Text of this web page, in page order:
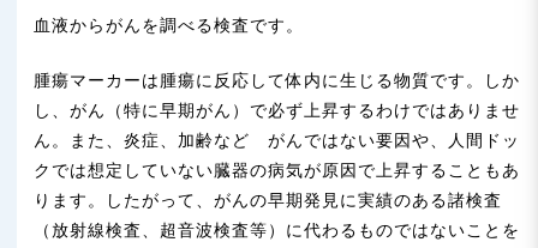
血液からがんを調べる検査です。
腫瘍マーカーは腫瘍に反応して体内に生じる物質です。しか
し、がん（特に早期がん）で必ず上昇するわけではありませ
ん。また、炎症、加齢など がんではない要因や、人間ドッ
クでは想定していない臓器の病気が原因で上昇することもあ
ります。したがって、がんの早期発見に実績のある諸検査
（放射線検査、超音波検査等）に代わるものではないことを